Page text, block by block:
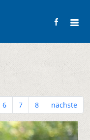
6 7 8 nächste